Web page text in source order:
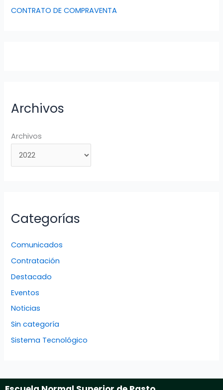
CONTRATO DE COMPRAVENTA
Archivos
Archivos
Categorías
Comunicados
Contratación
Destacado
Eventos
Noticias
Sin categoría
Sistema Tecnológico